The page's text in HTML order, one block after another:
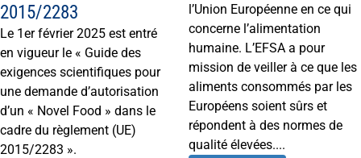
2015/2283
Le 1er février 2025 est entré
en vigueur le « Guide des
exigences scientifiques pour
une demande d’autorisation
d’un « Novel Food » dans le
cadre du règlement (UE)
2015/2283 ».
l’Union Européenne en ce qui
concerne l’alimentation
humaine. L’EFSA a pour
mission de veiller à ce que les
aliments consommés par les
Européens soient sûrs et
répondent à des normes de
qualité élevées....